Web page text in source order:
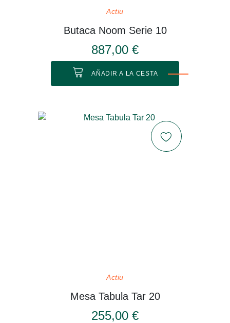
Actiu
Butaca Noom Serie 10
887,00 €
AÑADIR A LA CESTA
Actiu
Mesa Tabula Tar 20
255,00 €